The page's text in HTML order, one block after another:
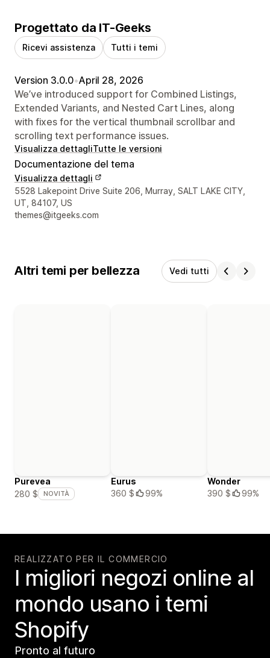
Progettato da IT-Geeks
Ricevi assistenza Tutti i temi
Version 3.0.0•April 28, 2026
We’ve introduced support for Combined Listings,
Extended Variants, and Nested Cart Lines, along
with fixes for the vertical thumbnail scrollbar and
scrolling text performance issues.
Visualizza dettagliTutte le versioni
Documentazione del tema
Visualizza dettagli
Recapiti del designer
5528 Lakepoint Drive Suite 206, Murray, SALT LAKE CITY,
UT, 84107, US
themes@itgeeks.com
Altri temi per bellezza Vedi tutti
Purevea
280 $
NOVITÀ
Eurus
360 $
99%
Wonder
390 $
99%
REALIZZATO PER IL COMMERCIO
I migliori negozi online al
mondo usano i temi
Shopify
Pronto al futuro